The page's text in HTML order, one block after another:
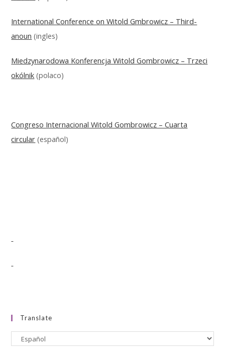
International Conference on Witold Gmbrowicz – Third-
anoun (ingles)
Miedzynarodowa Konferencja Witold Gombrowicz – Trzeci
okólnik (polaco)
Congreso Internacional Witold Gombrowicz – Cuarta
circular (español)
Translate